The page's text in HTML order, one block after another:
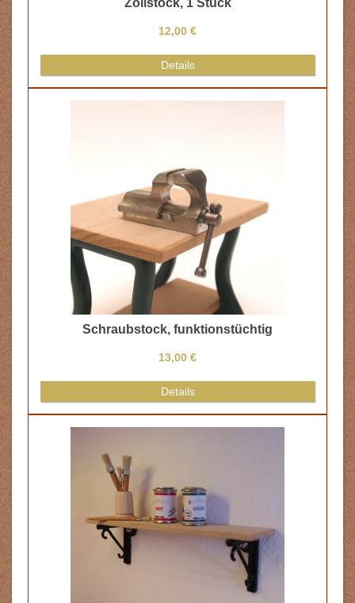
12,00 €
Details
Schraubstock, funktionstüchtig
13,00 €
Details